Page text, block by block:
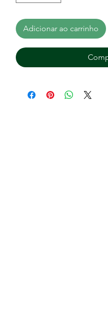
Adicionar ao carrinho